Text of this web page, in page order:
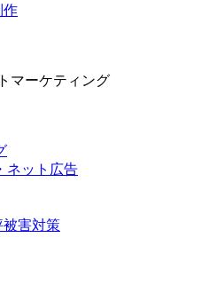
作
マーケティング
ネット広告
被害対策